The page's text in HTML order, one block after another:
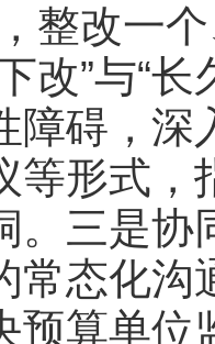
整改一
改”与“
障碍，深
等形式，
。三是协
常态化
预算单位